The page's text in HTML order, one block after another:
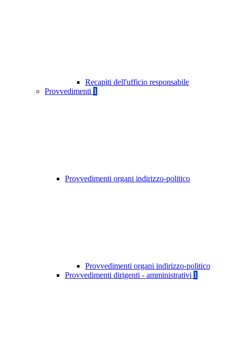
Recapiti dell'ufficio responsabile
Provvedimenti 1
Provvedimenti organi indirizzo-politico
Provvedimenti organi indirizzo-politico
Provvedimenti dirigenti - amministrativi 1